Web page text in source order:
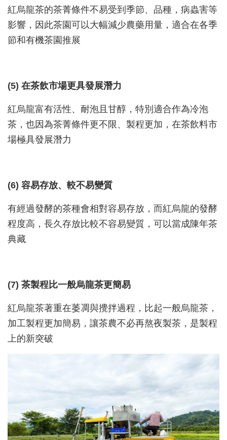
紅烏龍茶的茶菁條件不易受到季節、品種，病蟲害等
影響，因此茶園可以大幅減少農藥用量，適合在各季
節和有機茶園推展
(5) 在茶飲市場更具發展潛力
紅烏龍富有活性、耐泡且甘醇，特別適合作為冷泡
茶，也因為茶菁條件更不限、製程更加，在茶飲料市
場極具發展潛力
(6) 容易存放、較不易變質
有經過發酵的茶種會相對容易存放，而紅烏龍的發酵
程度高，長久存放比較不容易變質，可以當成陳年茶
典藏
(7) 茶製程比一般烏龍茶更簡易
紅烏龍茶著重在萎凋與攪拌過程，比起一般烏龍茶，
加工製程更加簡易，讓茶農不必再熬夜製茶，是製程
上的新突破